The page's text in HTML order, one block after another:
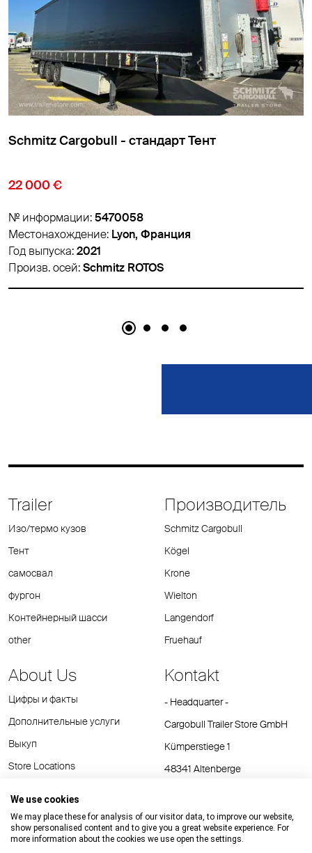
Тент Schmitz Cargobull -
Местонахождение:
Trailer
Изо/термо кузов
Тент
самосвал
фургон
Контейнерный шасси
other
Производитель
Schmitz Cargobull
Kögel
Krone
Wielton
Langendorf
Fruehauf
About Us
Цифры и факты
Дополнительные услуги
Выкуп
Store Locations
Kontakt
- Headquarter -
Cargobull Trailer Store GmbH
Kümperstiege 1
48341 Altenberge
E-Mail:cts@cargobull.com
We use cookies
We may place these for analysis of our visitor data, to improve our website,
show personalised content and to give you a great website experience. For
more information about the cookies we use open the settings.